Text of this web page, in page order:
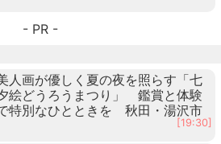
- PR -
人画が優しく夏の夜を照らす「七
絵どうろうまつり」 鑑賞と体験
特別なひとときを 秋田・湯沢市
[19:30]